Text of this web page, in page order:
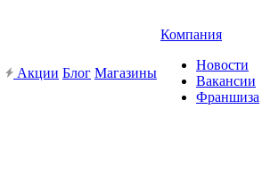
Акции Блог Магазины
Компания
Новости
Вакансии
Франшиза